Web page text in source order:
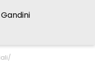
/